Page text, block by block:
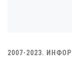
2007-2023.